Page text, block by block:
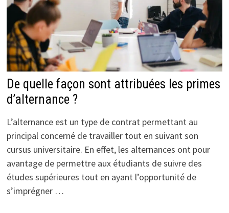
De quelle façon sont attribuées les primes
d’alternance ?
L’alternance est un type de contrat permettant au
principal concerné de travailler tout en suivant son
cursus universitaire. En effet, les alternances ont pour
avantage de permettre aux étudiants de suivre des
études supérieures tout en ayant l’opportunité de
s’imprégner …